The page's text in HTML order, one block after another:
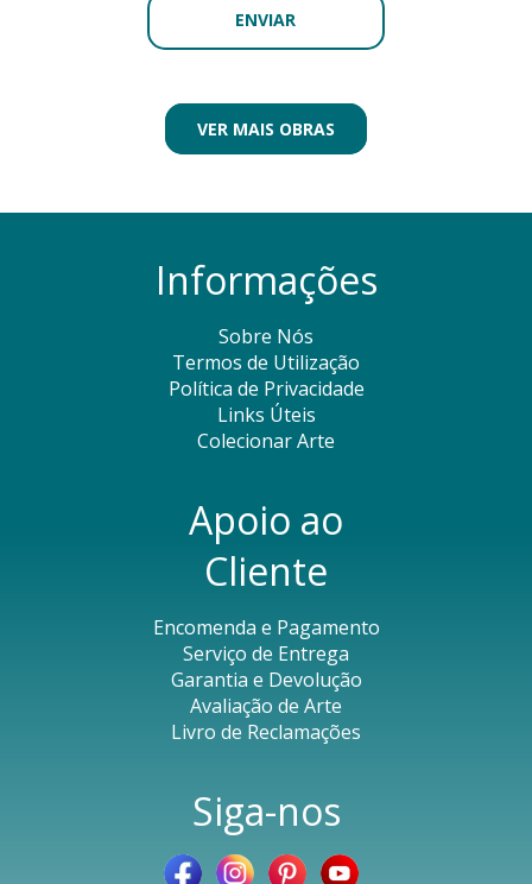
VER MAIS OBRAS
Informações
Sobre Nós
Termos de Utilização
Política de Privacidade
Links Úteis
Colecionar Arte
Apoio ao
Cliente
Encomenda e Pagamento
Serviço de Entrega
Garantia e Devolução
Avaliação de Arte
Livro de Reclamações
Siga-nos